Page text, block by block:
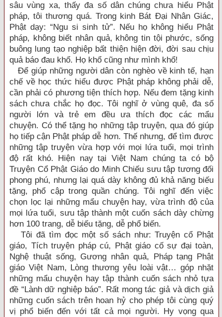
sâu vùng xa, thấy đa số dân chúng chưa hiểu Phật
pháp, tôi thương quá. Trong kinh Bát Đại Nhân Giác,
Phật dạy: “Ngu si sinh tử”. Nếu họ không hiểu Phật
pháp, không biết nhân quả, không tin tội phước, sống
buông lung tạo nghiệp bất thiện hiện đời, đời sau chịu
quả báo đau khổ. Họ khổ cũng như mình khổ!
Để giúp những người dân còn nghèo về kinh tế, hạn
chế về học thức hiểu được Phật pháp không phải dễ,
cần phải có phương tiện thích hợp. Nếu đem tặng kinh
sách chưa chắc họ đọc. Tôi nghĩ ở vùng quê, đa số
người lớn và trẻ em đều ưa thích đọc các mẩu
chuyện. Có thể tặng họ những tập truyện, qua đó giúp
họ tiếp cận Phật pháp dễ hơn. Thế nhưng, để tìm được
những tập truyện vừa hợp với mọi lứa tuổi, mọi trình
độ rất khó. Hiện nay tại Việt Nam chúng ta có bộ
Truyện Cổ Phật Giáo do Minh Chiếu sưu tập tương đối
phong phú, nhưng lại quá dày không đủ khả năng biếu
tặng, phổ cập trong quần chúng. Tôi nghĩ đến việc
chọn lọc lại những mẩu chuyện hay, vừa trình độ của
mọi lứa tuổi, sưu tập thành một cuốn sách dày chừng
hơn 100 trang, dễ biếu tặng, dễ phổ biến.
Tôi đã tìm đọc một số sách như: Truyện cổ Phật
giáo, Tích truyện pháp cú, Phật giáo cố sự đại toàn,
Nghệ thuật sống, Gương nhân quả, Pháp tạng Phật
giáo Việt Nam, Lòng thương yêu loài vật… góp nhặt
những mẩu chuyện hay tập thành cuốn sách nhỏ tựa
đề “Lành dữ nghiệp báo”. Rất mong tác giả và dịch giả
những cuốn sách trên hoan hỷ cho phép tôi cùng quý
vị phổ biến đến với tất cả mọi người. Hy vọng qua